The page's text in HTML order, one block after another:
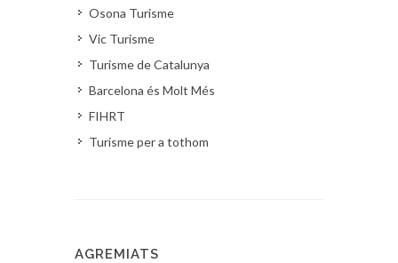
Osona Turisme
Vic Turisme
Turisme de Catalunya
Barcelona és Molt Més
FIHRT
Turisme per a tothom
AGREMIATS